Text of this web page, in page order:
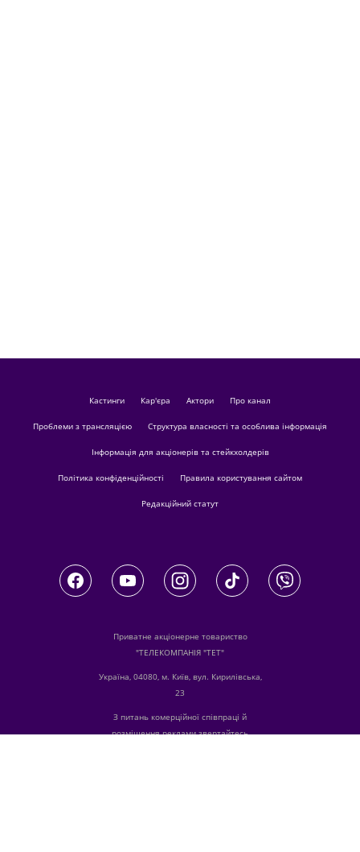
кастинги Кар'єра актори Про канал
Проблеми з трансляцією Структура власності та особлива інформація
Інформація для акціонерів та стейкхолдерів
Політика конфіденційності Правила користування сайтом
Редакційний статут
Приватне акціонерне товариство
"ТЕЛЕКОМПАНІЯ "ТЕТ"
Україна, 04080, м. Київ, вул. Кирилівська,
23
З питань комерційної співпраці й
розміщення реклами звертайтесь